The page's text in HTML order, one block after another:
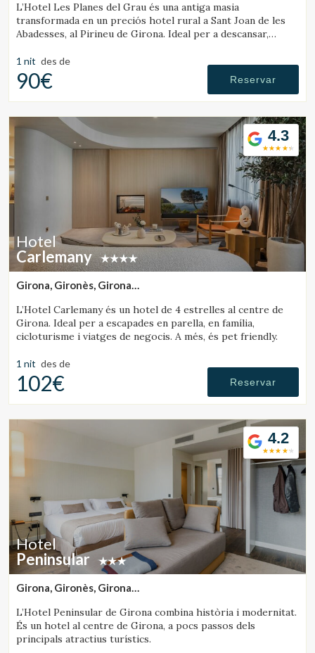
L’Hotel Les Planes del Grau és una antiga masia
transformada en un preciós hotel rural a Sant Joan de les
Abadesses, al Pirineu de Girona. Ideal per a descansar,
1 nit des de
90€ Reservar
4.3
Hotel
Carlemany
Girona, Gironès, Girona
L’Hotel Carlemany és un hotel de 4 estrelles al centre de
Girona. Ideal per a escapades en parella, en família,
cicloturisme i viatges de negocis. A més, és pet friendly.
1 nit des de
102€ Reservar
4.2
Hotel
Peninsular
Girona, Gironès, Girona
L’Hotel Peninsular de Girona combina història i modernitat.
És un hotel al centre de Girona, a pocs passos dels
principals atractius turístics.